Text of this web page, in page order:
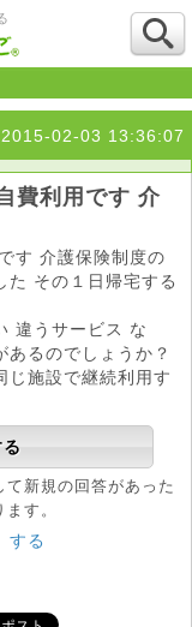
2015-02-03 13:36:07
費利用です 介
す 介護保険制度の
た その１日帰宅する
違うサービス な
あるのでしょうか？
じ施設で継続利用す
新規の回答があった
す。
する